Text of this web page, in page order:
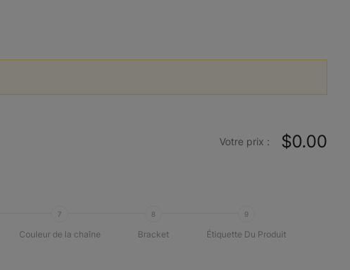
Votre prix : $0.00
7
Couleur de la chaîne
8
Bracket
9
Étiquette Du Produit